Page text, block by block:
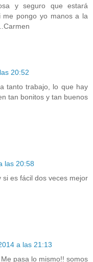
y seguro que estará
me pongo yo manos a la
20:52
tanto trabajo, lo que hay
tan bonitos y tan buenos
las 20:58
es fácil dos veces mejor
a las 21:13
pasa lo mismo!! somos